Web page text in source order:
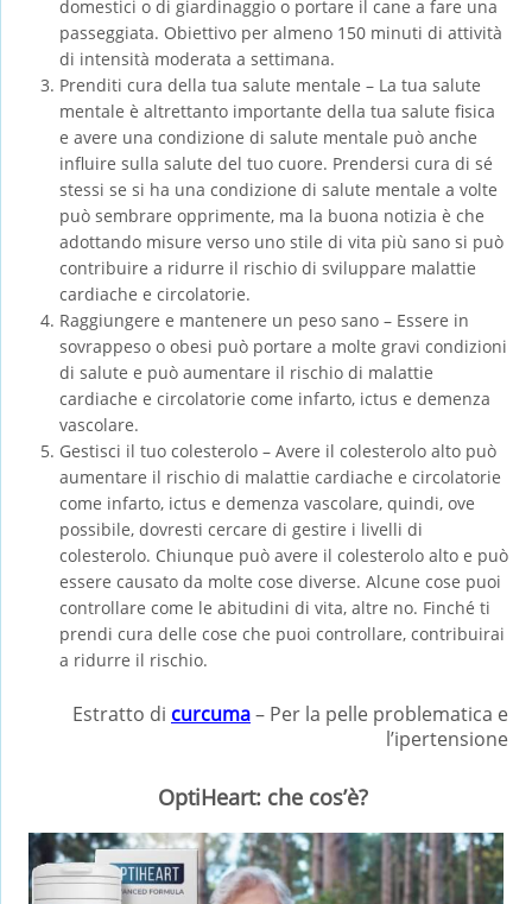
domestici o di giardinaggio o portare il cane a fare una
passeggiata. Obiettivo per almeno 150 minuti di attività
di intensità moderata a settimana.
Prenditi cura della tua salute mentale – La tua salute
mentale è altrettanto importante della tua salute fisica
e avere una condizione di salute mentale può anche
influire sulla salute del tuo cuore. Prendersi cura di sé
stessi se si ha una condizione di salute mentale a volte
può sembrare opprimente, ma la buona notizia è che
adottando misure verso uno stile di vita più sano si può
contribuire a ridurre il rischio di sviluppare malattie
cardiache e circolatorie.
Raggiungere e mantenere un peso sano – Essere in
sovrappeso o obesi può portare a molte gravi condizioni
di salute e può aumentare il rischio di malattie
cardiache e circolatorie come infarto, ictus e demenza
vascolare.
Gestisci il tuo colesterolo – Avere il colesterolo alto può
aumentare il rischio di malattie cardiache e circolatorie
come infarto, ictus e demenza vascolare, quindi, ove
possibile, dovresti cercare di gestire i livelli di
colesterolo. Chiunque può avere il colesterolo alto e può
essere causato da molte cose diverse. Alcune cose puoi
controllare come le abitudini di vita, altre no. Finché ti
prendi cura delle cose che puoi controllare, contribuirai
a ridurre il rischio.
Estratto di curcuma– Per la pelle problematica e
l’ipertensione
OptiHeart: che cos’è?